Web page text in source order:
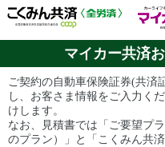
マイカー共済
ご契約の自動車保険証券(共済
し、お客さま情報をご入力く
けします。
なお、見積書では「ご要望プ
のプラン）」と「こくみん共